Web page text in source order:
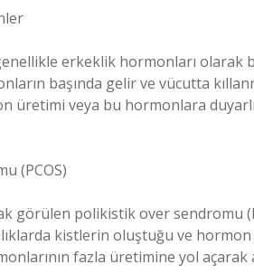
erkeklik hormonları
başında gelir ve vücutta
üretimi veya bu hormonlara
(PCOS)
görülen polikistik over sendromu
kistlerin oluştuğu ve
fazla üretimine yol açarak